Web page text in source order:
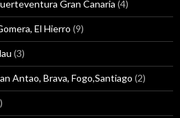
Gran Canaria (4)
El Hierro (9)
(3)
Antao, Brava, Fogo,Santiago (2)